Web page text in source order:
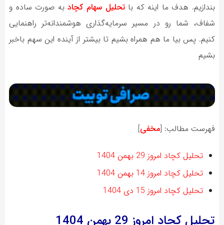
بندازیم. هدف ما اینه که باتحلیل‌ سهام کچادبه صورت ساده و
شفاف، شما رو در مسیر سرمایه‌گذاری هوشمندانه‌تر راهنمایی
کنیم. پس بیا ما هم همراه بشیم تا بیشتر از آینده این سهم باخبر
بشیم
فهرست مطالب: [مخفی]
تحلیل کچاد امروز 29 بهمن 1404
تحلیل کچاد امروز 14 بهمن 1404
تحلیل کچاد امروز 15 دی 1404
تحلیل کچاد امروز 29 بهمن 1404